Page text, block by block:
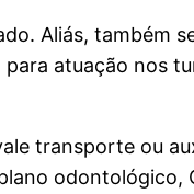
Aliás, também
atuação nos
transporte ou
odontológico,